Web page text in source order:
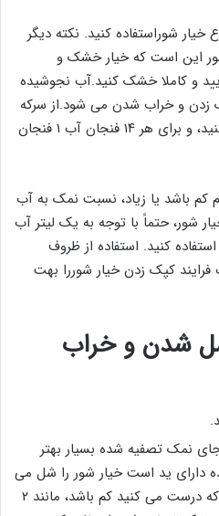
شوراستفاده کنید. نکته دیگر
این است که خیار خشک و
و کاملا خشک کنید.آب نجوشیده
زدن و خراب شدن می شود.از سرکه
خوب در تهیه خیار شوراستفاده کنید، و برای هر ۱۴ فنجان آب ۱ فنجان
باشد یا زیاد، نسبت نمک به آب
شور، حتماً با توجه به یک لیتر آب
استفاده کنید. استفاده از ظروف
کپک زدن خیار شوررا بهت
شدن و خراب
نمک تصفیه شده بسیار بهتر
دارای ید است خیار شور را شل می
کند. اگر مقدار خیار شوری که درست می کنید کم باشد، مانند ۲